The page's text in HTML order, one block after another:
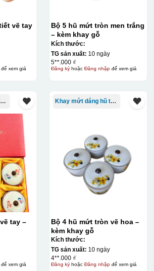
printing) trong ngành quà tặng là kỹ
một tấm lưới được phủ hóa chất cảm
hình ảnh cần in được phơi sáng tạo
in được đẩy qua các lỗ nhỏ trên lưới
gạt (squeegee) để in lên bề mặt sản
bút, móc khóa hay các vật phẩm quà
này cho phép in được nhiều màu sắc
cao, có thể in trên nhiều chất liệu và
xuất số lượng lớn, tuy nhiên đòi hỏi
bị kỹ lưỡng và chi phí setup ban đầu
vẽ tay
xem giá
Bộ 5 hũ mứt tròn men trắng
– kèm khay gỗ
Kích thước:
TG sản xuất: 10 ngày
5**.000 ₫
Đăng kýhoặc Đăng nhậpđể xem giá
Khay mứt dáng hũ tròn
tay –
xem giá
Khay mứt dáng hũ tròn
Bộ 4 hũ mứt tròn vẽ hoa –
kèm khay gỗ
Kích thước:
TG sản xuất: 10 ngày
4**.000 ₫
Đăng kýhoặc Đăng nhậpđể xem giá